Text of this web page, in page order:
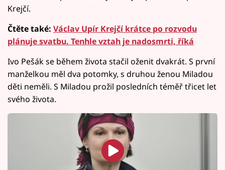
Krejčí.
Čtěte také: Václav Upír Krejčí krátce po rozvodu
plánuje svatbu. Tenhle vztah je nadosmrti, říká
Ivo Pešák se během života stačil oženit dvakrát. S první
manželkou měl dva potomky, s druhou ženou Miladou
děti neměli. S Miladou prožil posledních téměř třicet let
svého života.